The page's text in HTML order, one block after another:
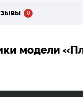
0
модели